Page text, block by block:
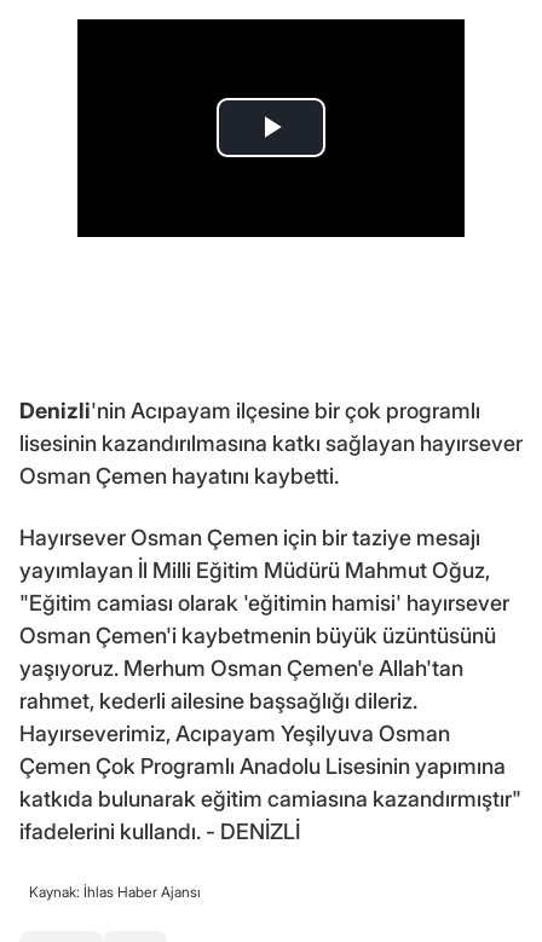
Denizli'nin Acıpayam ilçesine bir çok programlı
lisesinin kazandırılmasına katkı sağlayan hayırsever
Osman Çemen hayatını kaybetti.
Hayırsever Osman Çemen için bir taziye mesajı
yayımlayan İl Milli Eğitim Müdürü Mahmut Oğuz,
"Eğitim camiası olarak 'eğitimin hamisi' hayırsever
Osman Çemen'i kaybetmenin büyük üzüntüsünü
yaşıyoruz. Merhum Osman Çemen'e Allah'tan
rahmet, kederli ailesine başsağlığı dileriz.
Hayırseverimiz, Acıpayam Yeşilyuva Osman
Çemen Çok Programlı Anadolu Lisesinin yapımına
katkıda bulunarak eğitim camiasına kazandırmıştır"
ifadelerini kullandı. - DENİZLİ
Kaynak: İhlas Haber Ajansı